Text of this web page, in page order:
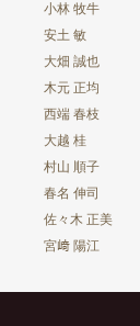
小林 牧牛
安土 敏
大畑 誠也
木元 正均
西端 春枝
大越 桂
村山 順子
春名 伸司
佐々木 正美
宮﨑 陽江